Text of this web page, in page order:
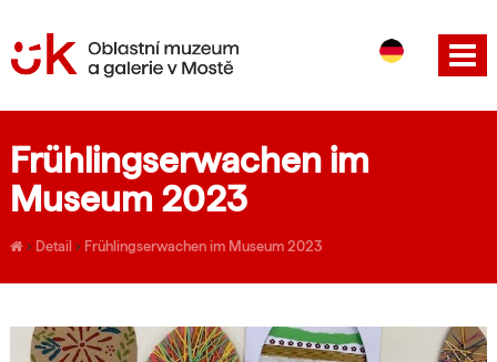
EN
Frühlingserwachen im
Museum 2023
› Detail › Frühlingserwachen im Museum 2023